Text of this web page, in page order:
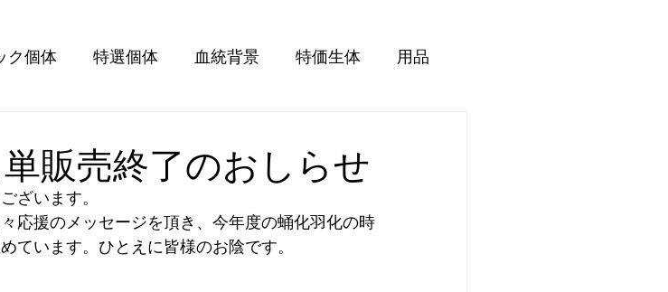
ク個体 特選個体 血統背景 特価生体 用品
The Hopei Awards 2024
販売終了のおしらせ
ざいます。
応援のメッセージを頂き、今年度の蛹化羽化の時
ています。ひとえに皆様のお陰です。